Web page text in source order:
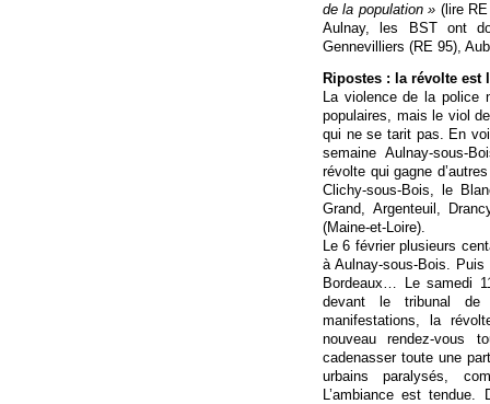
de la population » (lire
Aulnay, les BST ont
Gennevilliers (RE 95),
Ripostes : la révolte est
La violence de la police
populaires, mais le viol
qui ne se tarit pas. En
semaine Aulnay-sous-
révolte qui gagne
Clichy-sous-Bois, le
Grand, Argenteuil,
(Maine-et-Loire).
Le 6 février plusieurs
à Aulnay-sous-Bois.
Bordeaux… Le samedi
devant le tribunal de
manifestations, la
nouveau rendez-vous
cadenasser toute une
urbains paralysés,
L’ambiance est